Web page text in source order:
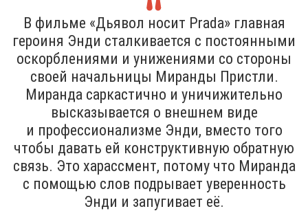
В фильме «Дьявол носит Prada» главная
героиня Энди сталкивается с постоянными
оскорблениями и унижениями со стороны
своей начальницы Миранды Пристли.
Миранда саркастично и уничижительно
высказывается о внешнем виде
и профессионализме Энди, вместо того
чтобы давать ей конструктивную обратную
связь. Это харассмент, потому что Миранда
с помощью слов подрывает уверенность
Энди и запугивает её.